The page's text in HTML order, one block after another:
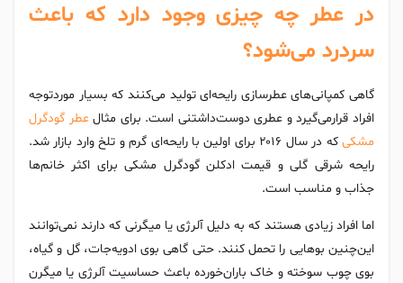
در عطر چه چیزی وجود دارد که باعث
سردرد می‌شود؟
گاهی کمپانی‌های عطرسازی رایحه‌ای تولید می‌کنند که بسیار موردتوجه
افراد قرارمی‌گیرد و عطری دوست‌داشتنی است. برای مثالعطر گودگرل
مشکی
که در سال ۲۰۱۶ برای اولین با رایحه‌ای گرم و تلخ وارد بازار شد.
رایحه شرقی گلی و قیمت ادکلن گودگرل مشکی برای اکثر خانم‌ها
جذاب و مناسب است.
اما افراد زیادی هستند که به دلیل آلرژی یا میگرنی که دارند نمی‌توانند
این‌چنین بوهایی را تحمل کنند. حتی گاهی بوی ادویه‌جات، گل و گیاه،
بوی چوب سوخته و خاک باران‌خورده باعث حساسیت آلرژی یا میگرن